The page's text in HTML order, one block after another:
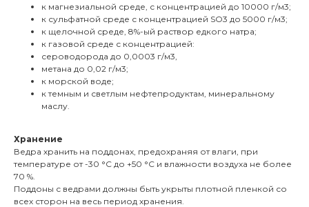
к магнезиальной среде, с концентрацией до 10000 г/м3;
к сульфатной среде с концентрацией SO3 до 5000 г/м3;
к щелочной среде, 8%-ый раствор едкого натра;
к газовой среде с концентрацией:
сероводорода до 0,0003 г/м3,
метана до 0,02 г/м3;
к морской воде;
к темным и светлым нефтепродуктам, минеральному
маслу.
Хранение
Ведра хранить на поддонах, предохраняя от влаги, при
температуре от -30 °С до +50 °С и влажности воздуха не более
70 %.
Поддоны с ведрами должны быть укрыты плотной пленкой со
всех сторон на весь период хранения.